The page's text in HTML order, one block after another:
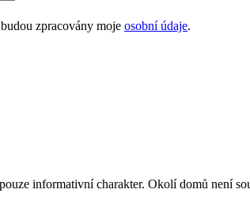
zpracovány moje osobní údaje.
informativní charakter. Okolí domů není